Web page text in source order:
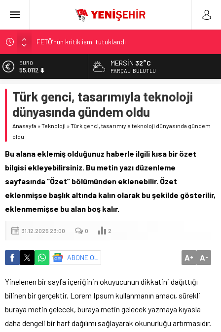
Yunanistan Başbakanı Çipras Türkiye’ye gelecek
Görenler bakakaldı! Otomobilinin üstüne bıraktığı yazı…
İstanbul’da metro seferlerinde aksama yaşandı
EURO
55,0112
6.519,97
BİST
13.798,82
DOLAR
MERSIN 32°C
PARÇALI BULUTLU
Türk genci, tasarımıyla teknoloji
dünyasında gündem oldu
Anasayfa »Teknoloji »Türk genci, tasarımıyla teknoloji dünyasında gündem
oldu
Bu alana eklemiş olduğunuz haberle ilgili kısa bir özet
bilgisi ekleyebilirsiniz. Bu metin yazı düzenleme
sayfasında “Özet” bölümünden eklenebilir. Özet
eklenmişse başlık altında kalın olarak bu şekilde gösterilir,
eklenmemişse bu alan boş kalır.
31.12.2025 23:00 0 2
ABONE OL A+ A-
Yinelenen bir sayfa içeriğinin okuyucunun dikkatini dağıttığı
bilinen bir gerçektir. Lorem Ipsum kullanmanın amacı, sürekli
buraya metin gelecek, buraya metin gelecek yazmaya kıyasla
daha dengeli bir harf dağılımı sağlayarak okunurluğu artırmasıdır.